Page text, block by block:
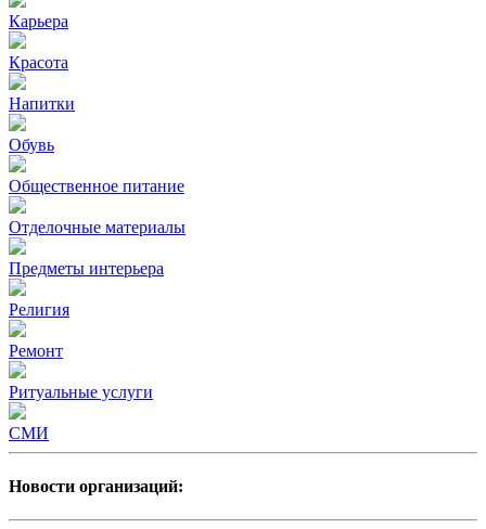
Карьера
Красота
Напитки
Обувь
Общественное питание
Отделочные материалы
Предметы интерьера
Религия
Ремонт
Ритуальные услуги
СМИ
Новости организаций: